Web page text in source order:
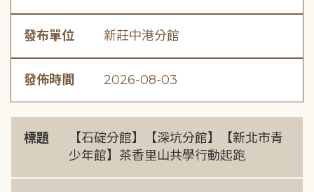
發布單位 新莊中港分館
發佈時間 2026-08-03
標題
【石碇分館】【深坑分館】【新北市青
少年館】茶香里山共學行動起跑